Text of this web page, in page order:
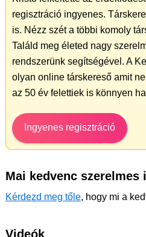
regisztráció ingyenes.
is. Nézz szét a többi komoly
Találd meg életed nagy
rendszerünk segítségével. A
olyan online társkereső amit
az 50 év felettiek is könnyen
Ingyenes regisztráció
Mai kedvenc szerelmes
Kérdezd meg tőle, hogy mi a
Videók